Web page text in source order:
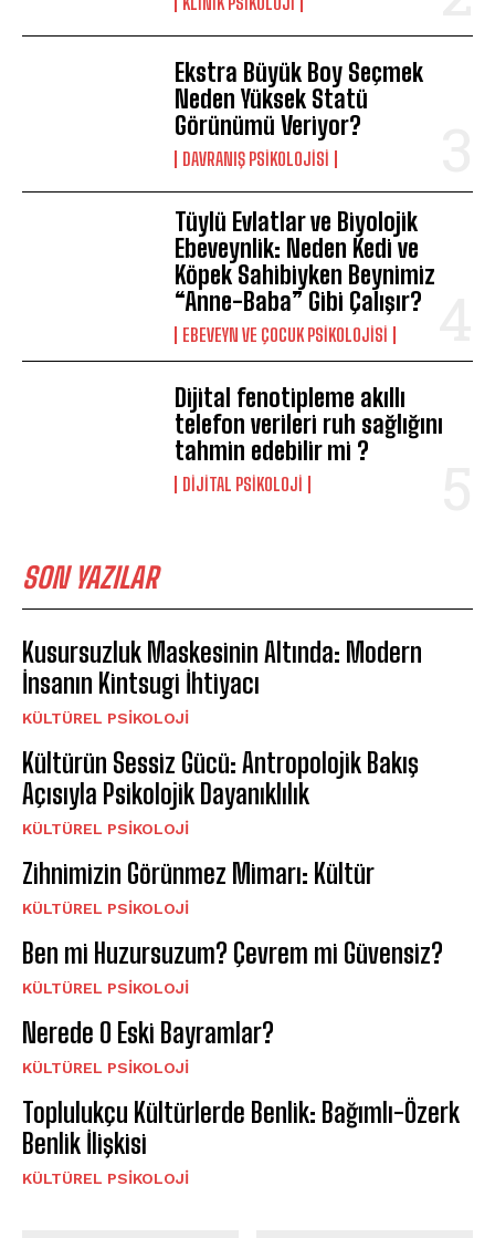
Ekstra Büyük Boy Seçmek
Neden Yüksek Statü
Görünümü Veriyor?
DAVRANIŞ PSIKOLOJISI
Tüylü Evlatlar ve Biyolojik
Ebeveynlik: Neden Kedi ve
Köpek Sahibiyken Beynimiz
“Anne-Baba” Gibi Çalışır?
EBEVEYN VE ÇOCUK PSIKOLOJISI
Dijital fenotipleme akıllı
telefon verileri ruh sağlığını
tahmin edebilir mi ?
DIJITAL PSIKOLOJI
SON YAZILAR
Kusursuzluk Maskesinin Altında: Modern
İnsanın Kintsugi İhtiyacı
KÜLTÜREL PSIKOLOJI
Kültürün Sessiz Gücü: Antropolojik Bakış
Açısıyla Psikolojik Dayanıklılık
KÜLTÜREL PSIKOLOJI
Zihnimizin Görünmez Mimarı: Kültür
KÜLTÜREL PSIKOLOJI
Ben mi Huzursuzum? Çevrem mi Güvensiz?
KÜLTÜREL PSIKOLOJI
Nerede O Eski Bayramlar?
KÜLTÜREL PSIKOLOJI
Toplulukçu Kültürlerde Benlik: Bağımlı-Özerk
Benlik İlişkisi
KÜLTÜREL PSIKOLOJI